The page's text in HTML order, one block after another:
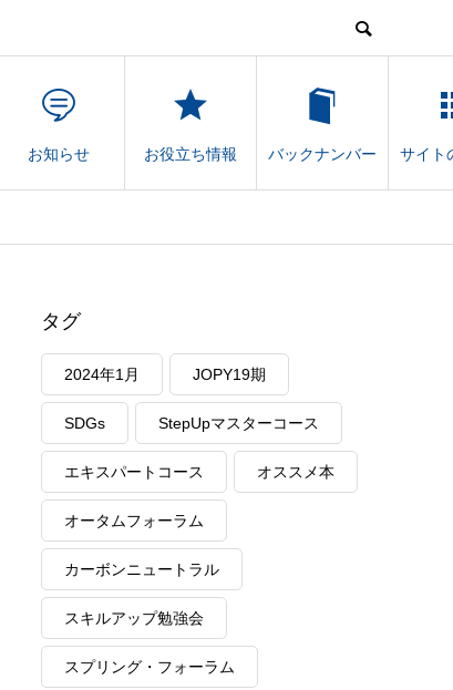
お知らせ お役立ち情報 バックナンバー サイト
タグ
2024年1月 JOPY19期
SDGs StepUpマスターコース
エキスパートコース オススメ本
オータムフォーラム
カーボンニュートラル
スキルアップ勉強会
スプリング・フォーラム